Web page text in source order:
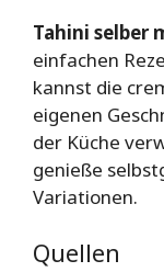
Tahini selber
einfachen
kannst die
eigenen
der Küche
genieße
Variationen.
Quellen